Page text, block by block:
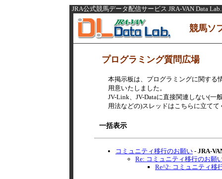
JRA公式競馬データ配信サービス JRA-VAN Data Lab.
競馬ソ
プログラミング質問広場
本掲示板は、プログラミングに関する
用意いたしました。
JV-Link、JV-Dataに直接関連しない(一
用法などの)スレッドはこちらに立てて
一括表示
コミュニティ移行のお願い - JRA-
Re: コミュニティ移行のお願
Re^2: コミュニティ移